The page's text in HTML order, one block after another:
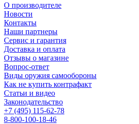
О производителе
Новости
Контакты
Наши партнеры
Сервис и гарантия
Доставка и оплата
Отзывы о магазине
Вопрос-ответ
Виды оружия самообороны
Как не купить контрафакт
Статьи и видео
Законодательство
+7 (495) 115-62-78
8-800-100-18-46